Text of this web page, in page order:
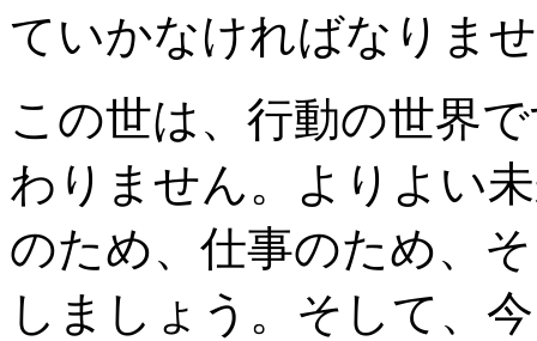
ていかなければなりま
この世は、行動の世界
わりません。よりよい
のため、仕事のため、
しましょう。そして、